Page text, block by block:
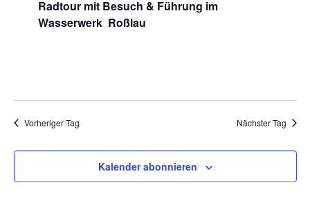
2026
Radtour mit Besuch & Führung im
Wasserwerk Roßlau
Vorheriger Tag Nächster Tag
Kalender abonnieren